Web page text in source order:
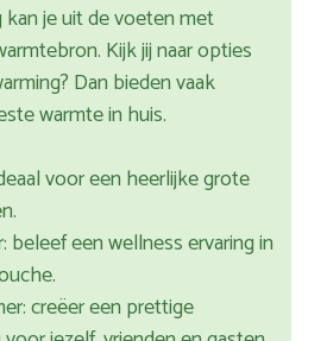
je uit de voeten met
Kijk jij naar opties
Dan bieden vaak
warmte in huis.
voor een heerlijke grote
beleef een wellness ervaring in
creëer een prettige